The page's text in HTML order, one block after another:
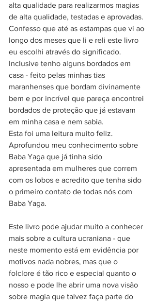
alta qualidade para realizarmos magias
de alta qualidade, testadas e aprovadas.
Confesso que até as estampas que vi ao
longo dos meses que li e reli este livro
eu escolhi através do significado.
Inclusive tenho alguns bordados em
casa - feito pelas minhas tias
maranhenses que bordam divinamente
bem e por incrível que pareça encontrei
bordados de proteção que já estavam
em minha casa e nem sabia.
Esta foi uma leitura muito feliz.
Aprofundou meu conhecimento sobre
Baba Yaga que já tinha sido
apresentada em mulheres que correm
com os lobos e acredito que tenha sido
o primeiro contato de todas nós com
Baba Yaga.
Este livro pode ajudar muito a conhecer
mais sobre a cultura ucraniana - que
neste momento está em evidência por
motivos nada nobres, mas que o
folclore é tão rico e especial quanto o
nosso e pode lhe abrir uma nova visão
sobre magia que talvez faça parte do